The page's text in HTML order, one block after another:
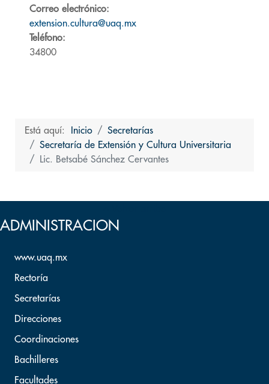
Correo electrónico:
extension.cultura@uaq.mx
Teléfono:
34800
Está aquí: Inicio
Secretarías
Secretaría de Extensión y Cultura Universitaria
Lic. Betsabé Sánchez Cervantes
ADMINISTRACION
www.uaq.mx
Rectoría
Secretarías
Direcciones
Coordinaciones
Bachilleres
Facultades